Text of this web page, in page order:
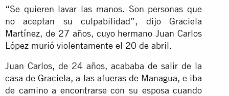
“Se quieren lavar las manos. Son personas que
no aceptan su culpabilidad”, dijo Graciela
Martínez, de 27 años, cuyo hermano Juan Carlos
López murió violentamente el 20 de abril.
Juan Carlos, de 24 años, acababa de salir de la
casa de Graciela, a las afueras de Managua, e iba
de camino a encontrarse con su esposa cuando